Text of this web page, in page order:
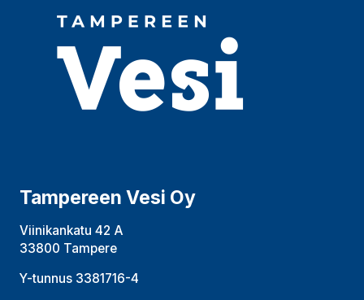
Tampereen Vesi Oy
Viinikankatu 42 A
33800 Tampere
Y-tunnus 3381716-4